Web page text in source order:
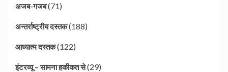
अजब-गजब(71)
अन्तर्राष्ट्रीय दस्तक(188)
आध्यात्म दस्तक(122)
इंटरव्यू – सामना हकीकत से(29)